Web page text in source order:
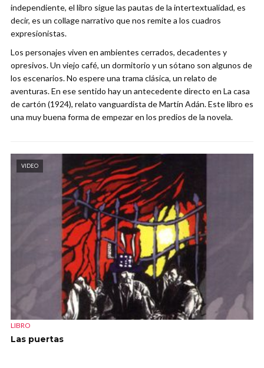
independiente, el libro sigue las pautas de la intertextualidad, es
decir, es un collage narrativo que nos remite a los cuadros
expresionistas.
Los personajes viven en ambientes cerrados, decadentes y
opresivos. Un viejo café, un dormitorio y un sótano son algunos de
los escenarios. No espere una trama clásica, un relato de
aventuras. En ese sentido hay un antecedente directo en La casa
de cartón (1924), relato vanguardista de Martín Adán. Este libro es
una muy buena forma de empezar en los predios de la novela.
VIDEO
LIBRO
Las puertas